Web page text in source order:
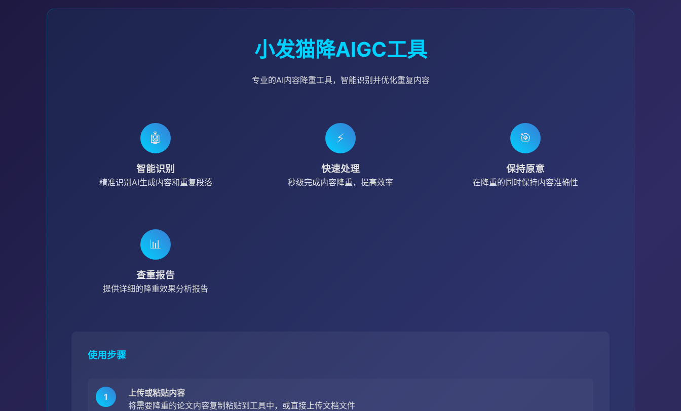
小发猫降AIGC工具
专业的AI内容降重工具，智能识别并优化重复内容
🤖
智能识别
精准识别AI生成内容和重复段落
⚡
快速处理
秒级完成内容降重，提高效率
🎯
保持原意
在降重的同时保持内容准确性
📊
查重报告
提供详细的降重效果分析报告
使用步骤
1
上传或粘贴内容
将需要降重的论文内容复制粘贴到工具中，或直接上传文档文件